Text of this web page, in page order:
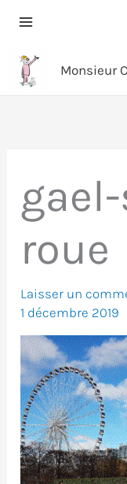
Monsieur
roue
Laisser un
1 décembre 2019